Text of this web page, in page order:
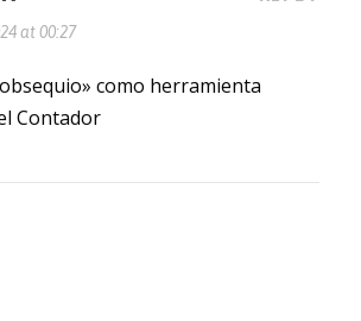
at 00:27
como herramienta
Contador